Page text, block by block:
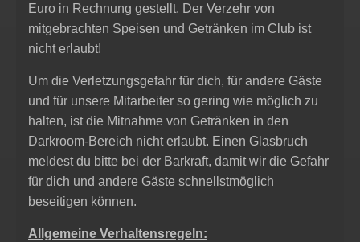
Euro in Rechnung gestellt. Der Verzehr von
mitgebrachten Speisen und Getränken im Club ist
nicht erlaubt!
Um die Verletzungsgefahr für dich, für andere Gäste
und für unsere Mitarbeiter so gering wie möglich zu
halten, ist die Mitnahme von Getränken in den
Darkroom-Bereich nicht erlaubt. Einen Glasbruch
meldest du bitte bei der Barkraft, damit wir die Gefahr
für dich und andere Gäste schnellstmöglich
beseitigen können.
Allgemeine Verhaltensregeln: